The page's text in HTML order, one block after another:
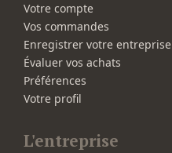
Votre compte
Vos commandes
Enregistrer votre entreprise
Évaluer vos achats
Préférences
Votre profil
L'entreprise